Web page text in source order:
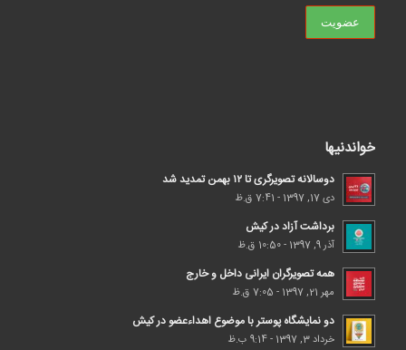
خواندنیها
دوسالانه تصویرگری تا ۱۲ بهمن تمدید شد
دی 17, 1397 - 7:41 ق.ظ
برداشت آزاد در کیش
آذر 9, 1397 - 10:50 ق.ظ
همه تصویرگران ایرانی داخل و خارج
مهر 21, 1397 - 7:05 ق.ظ
دو نمایشگاه پوستر با موضوع اهداء‌عضو در کیش
خرداد 3, 1397 - 9:14 ب.ظ